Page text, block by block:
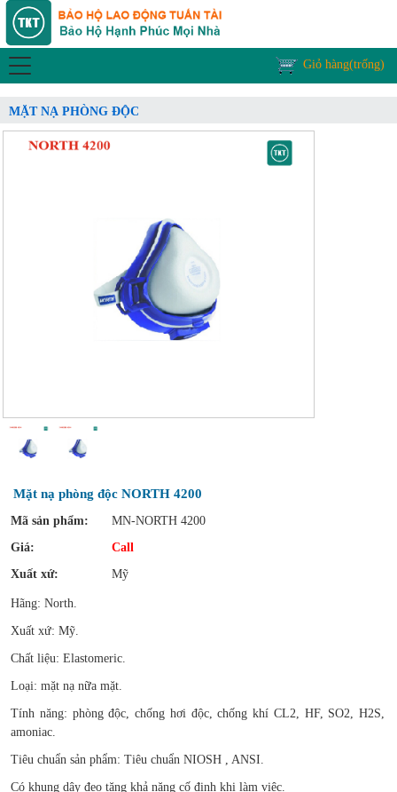
Giỏ hàng(trống)
MẶT NẠ PHÒNG ĐỘC
Mặt nạ phòng độc NORTH 4200
Mã sản phẩm:
MN-NORTH 4200
Giá:
Call
Xuất xứ:
Mỹ
Hãng: North.
Xuất xứ: Mỹ.
Chất liệu: Elastomeric.
Loại: mặt nạ nữa mặt.
Tính năng: phòng độc, chống hơi độc, chống khí CL2, HF, SO2, H2S,
amoniac.
Tiêu chuẩn sản phẩm: Tiêu chuẩn NIOSH , ANSI.
Có khung dây đeo tăng khả năng cố định khi làm việc.